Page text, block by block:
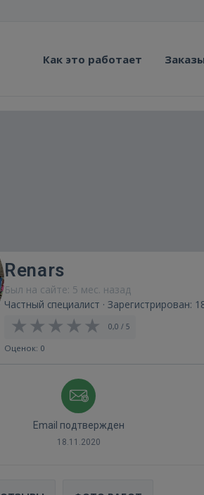
Как это работает
Renars
Был на сайте: 5 мес. назад
Частный специалист · Зарегистрирован:
0,0 / 5
Оценок: 0
Email подтвержден
18.11.2020